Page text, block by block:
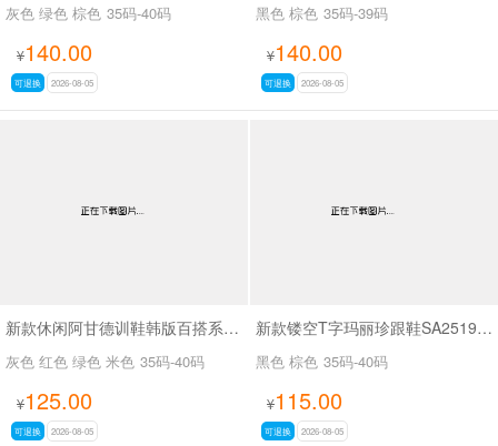
灰色 绿色 棕色 35码-40码
¥140.00
可退换 2026-08-05
黑色 棕色 35码-39码
¥140.00
可退换 2026-08-05
新款休闲阿甘德训鞋韩版百搭系带薄底休闲鞋SA1883
灰色 红色 绿色 米色 35码-40码
¥125.00
可退换 2026-08-05
新款镂空T字玛丽珍跟鞋SA2519-65
黑色 棕色 35码-40码
¥115.00
可退换 2026-08-05